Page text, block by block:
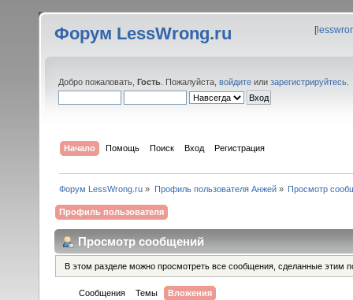
Форум LessWrong.ru [
Добро пожаловать, Гость . Пожалуйста, войдите или зарегистрируйтесь
Начало Помощь Поиск Вход Регистрация
Форум LessWrong.ru » Профиль пользователя Анжей» Просмотр
Профиль пользователя
Просмотр сообщений
В этом разделе можно просмотреть все сообщения, сделанные этим
Сообщения Темы Вложения